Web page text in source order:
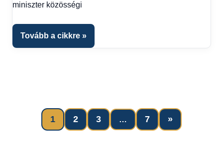
miniszter közösségi
Tovább a cikkre
Bejegyzések
1 2 3 … 7
Next
Posts
»